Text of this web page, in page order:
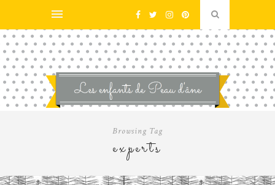
Browsing Tag
experts